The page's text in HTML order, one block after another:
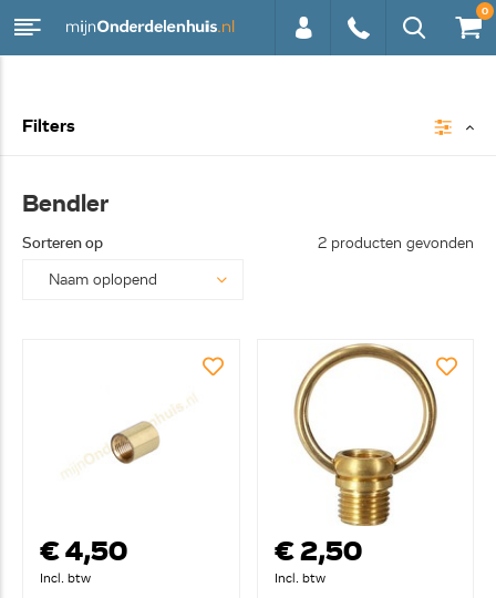
0
Filters
Bendler
Sorteren op 2 producten gevonden
€ 4,50
Incl. btw
€ 2,50
Incl. btw